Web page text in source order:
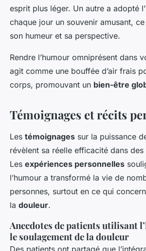
esprit plus léger. Un autre a adopté
chaque jour un souvenir amusant,
son humeur et sa perspective.
Rendre l’humour omniprésent dans
agit comme une bouffée d’air frais
corps, promouvant un bien-être
Témoignages et récits
Les témoignages sur la puissance
révèlent sa réelle efficacité dans
Les expériences personnelles
l’humour a transformé la vie de
personnes, surtout en ce qui
la douleur.
Anecdotes de patients utilisant
le soulagement de la douleur
Des patients ont partagé que